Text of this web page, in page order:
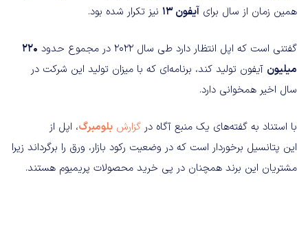
همین زمان از سال برای آیفون 13 نیز تکرار شده بود.
گفتنی است که اپل انتظار دارد طی سال 2022 در مجموع حدود
220
میلیون آیفون تولید کند، برنامه‌ای که با میزان تولید این شرکت در
سال اخیر همخوانی دارد.
با استناد به گفته‌های یک منبع آگاه در گزارش بلومبرگ، اپل از
این پتانسیل برخوردار است که در وضعیت رکود بازار، ورق را برگرداند زیرا
مشتریان این برند همچنان در پی خرید محصولات پریمیوم هستند.